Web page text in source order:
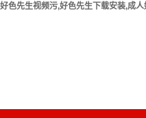
好色先生视频污,好色先生下载安装,成